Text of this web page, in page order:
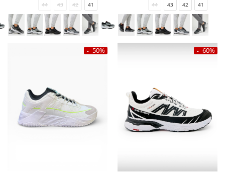
41
42
43
44
41
42
43
44
60%
50%